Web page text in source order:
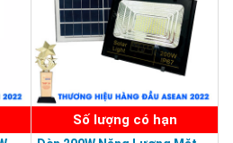
CHẤT LƯỢNG ASEAN 2019
Số lượng có hạn